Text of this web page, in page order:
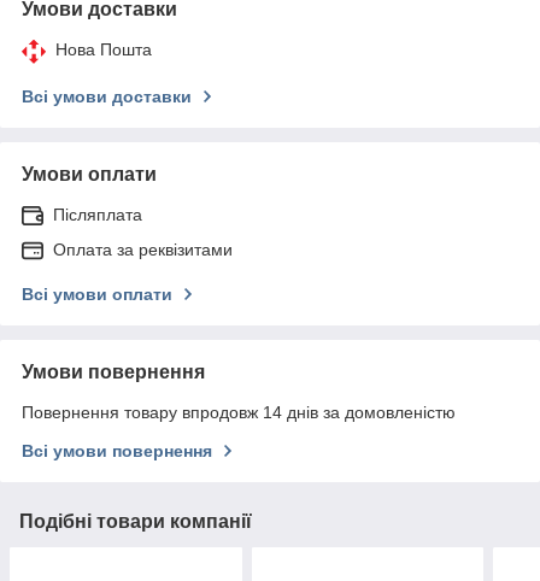
Умови доставки
Нова Пошта
Всі умови доставки
Умови оплати
Післяплата
Оплата за реквізитами
Всі умови оплати
Умови повернення
Повернення товару впродовж 14 днів за домовленістю
Всі умови повернення
Подібні товари компанії